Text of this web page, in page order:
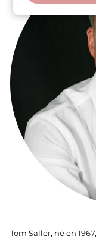
Tom Saller, né en